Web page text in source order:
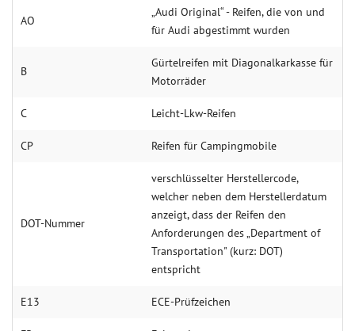
AO
„Audi Original“ - Reifen, die von und
für Audi abgestimmt wurden
B
Gürtelreifen mit Diagonalkarkasse für
Motorräder
C Leicht-Lkw-Reifen
CP Reifen für Campingmobile
DOT-Num­mer
verschlüsselter Herstellercode,
welcher neben dem Herstellerdatum
anzeigt, dass der Reifen den
Anforderungen des „Department of
Transportation" (kurz: DOT)
entspricht
E13 ECE-Prüfzeichen